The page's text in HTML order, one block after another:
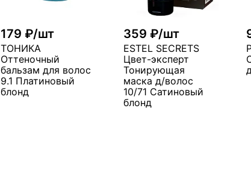
179 ₽/шт
ТОНИКА
Оттеночный
бальзам для волос
9.1 Платиновый
блонд
359 ₽/шт
ESTEL SECRETS
Цвет-эксперт
Тонирующая
маска д/волос
10/71 Сатиновый
блонд